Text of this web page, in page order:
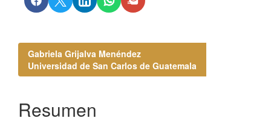
Contenido
principal
artículo
Gabriela Grijalva Menéndez
Universidad de San Carlos de Guatemala
Resumen